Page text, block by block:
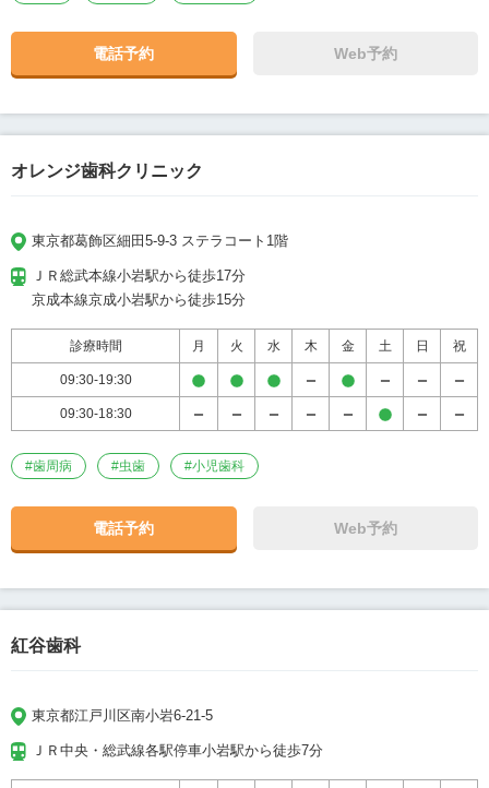
電話予約 Web予約
オレンジ歯科クリニック
東京都葛飾区細田5-9-3 ステラコート1階
ＪＲ総武本線小岩駅から徒歩17分
京成本線京成小岩駅から徒歩15分
診療時間 月 火 水 木 金 土 日 祝
09:30-19:30
09:30-18:30
#歯周病 #虫歯 #小児歯科
電話予約 Web予約
紅谷歯科
東京都江戸川区南小岩6-21-5
ＪＲ中央・総武線各駅停車小岩駅から徒歩7分